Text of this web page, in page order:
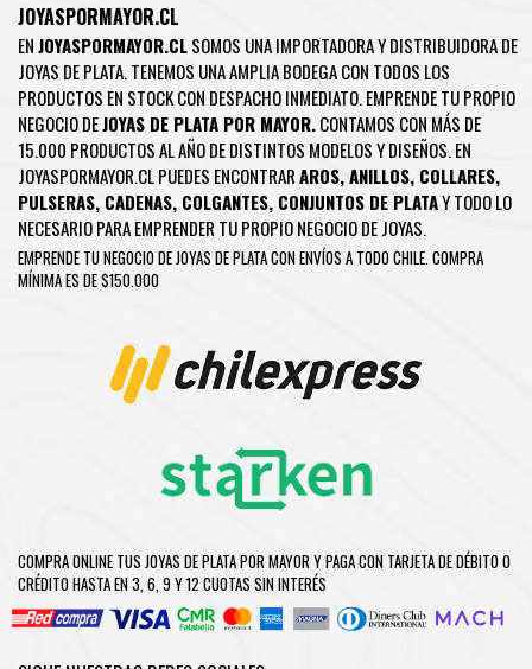
JOYASPORMAYOR.CL
ENJOYASPORMAYOR.CLSOMOS UNA IMPORTADORA Y DISTRIBUIDORA DE
JOYAS DE PLATA. TENEMOS UNA AMPLIA BODEGA CON TODOS LOS
PRODUCTOS EN STOCK CON DESPACHO INMEDIATO. EMPRENDE TU PROPIO
NEGOCIO DEJOYAS DE PLATA POR MAYOR.CONTAMOS CON MÁS DE
15.000 PRODUCTOS AL AÑO DE DISTINTOS MODELOS Y DISEÑOS. EN
JOYASPORMAYOR.CL PUEDES ENCONTRARAROS,ANILLOS, COLLARES,
PULSERAS, CADENAS, COLGANTES, CONJUNTOS DE PLATAY TODO LO
NECESARIO PARA EMPRENDER TU PROPIO NEGOCIO DE JOYAS.
EMPRENDE TU NEGOCIO DE JOYAS DE PLATA CON ENVÍOS A TODO CHILE. COMPRA
MÍNIMA ES DE $150.000
COMPRA ONLINE TUS JOYAS DE PLATA POR MAYOR Y PAGA CON TARJETA DE DÉBITO O
CRÉDITO HASTA EN 3, 6, 9 Y 12 CUOTAS SIN INTERÉS